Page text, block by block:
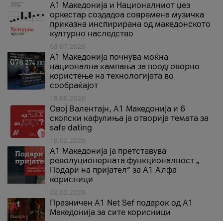
А1 Македонија и Националниот џез
оркестар создадоа современа музичка
приказна инспирирана од македонското
културно наследство
03.07.2026
A1 Македонија почнува моќна
национална кампања за поодговорно
користење на технологијата во
сообраќајот
18.05.2026
Овој Валентајн, A1 Македонија и 6
скопски кафулиња ја отворија темата за
safe dating
16.02.2026
А1 Македонија ја претставува
револуционерната функционалност „
Подари на пријател“ за А1 Алфа
корисници
02.02.2026
Празничен A1 Net Sеf подарок од А1
Македонија за сите корисници